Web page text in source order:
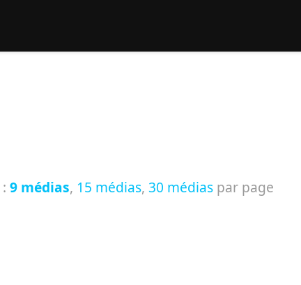
: 9 médias, 15 médias, 30 médias par page